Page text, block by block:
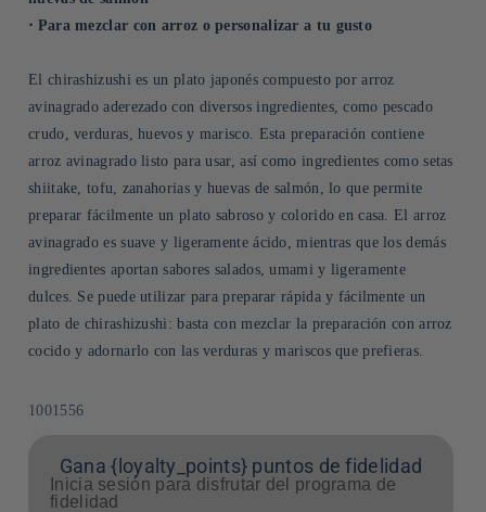
⋅ Para mezclar con arroz o personalizar a tu gusto
El chirashizushi es un plato japonés compuesto por arroz
avinagrado aderezado con diversos ingredientes, como pescado
crudo, verduras, huevos y marisco. Esta preparación contiene
arroz avinagrado listo para usar, así como ingredientes como setas
shiitake, tofu, zanahorias y huevas de salmón, lo que permite
preparar fácilmente un plato sabroso y colorido en casa. El arroz
avinagrado es suave y ligeramente ácido, mientras que los demás
ingredientes aportan sabores salados, umami y ligeramente
dulces. Se puede utilizar para preparar rápida y fácilmente un
plato de chirashizushi: basta con mezclar la preparación con arroz
cocido y adornarlo con las verduras y mariscos que prefieras.
SKU:
1001556
Gana {loyalty_points} puntos de fidelidad
Inicia sesión para disfrutar del programa de
fidelidad